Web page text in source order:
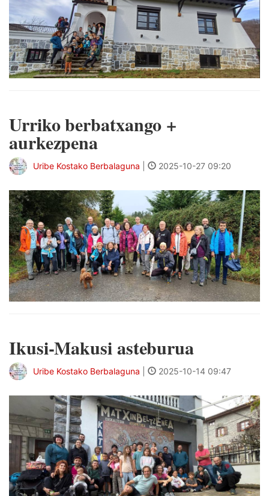
Urriko berbatxango +
aurkezpena
Uribe Kostako Berbalaguna 2025-10-27 09:20
Ikusi-Makusi asteburua
Uribe Kostako Berbalaguna 2025-10-14 09:47